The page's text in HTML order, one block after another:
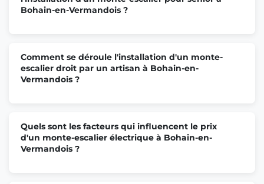
Bohain-en-Vermandois ?
Comment se déroule l'installation d'un monte-
escalier droit par un artisan à Bohain-en-
Vermandois ?
Quels sont les facteurs qui influencent le prix
d'un monte-escalier électrique à Bohain-en-
Vermandois ?